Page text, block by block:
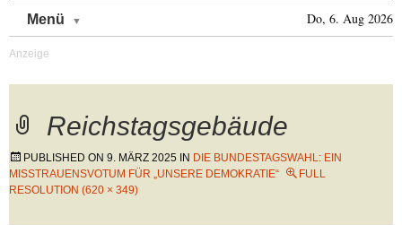
Menü Do, 6. Aug 2026
Reichstagsgebäude
PUBLISHED ON 9. MÄRZ 2025 IN DIE BUNDESTAGSWAHL: EIN
MISSTRAUENSVOTUM FÜR „UNSERE DEMOKRATIE“
FULL
RESOLUTION (620 × 349)